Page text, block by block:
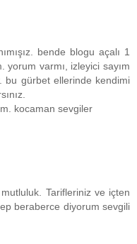
bende blogu açalı 1
yorum varmı, izleyici sayım
bu gürbet ellerinde kendimi
kocaman sevgiler
Tarifleriniz ve içten
beraberce diyorum sevgili